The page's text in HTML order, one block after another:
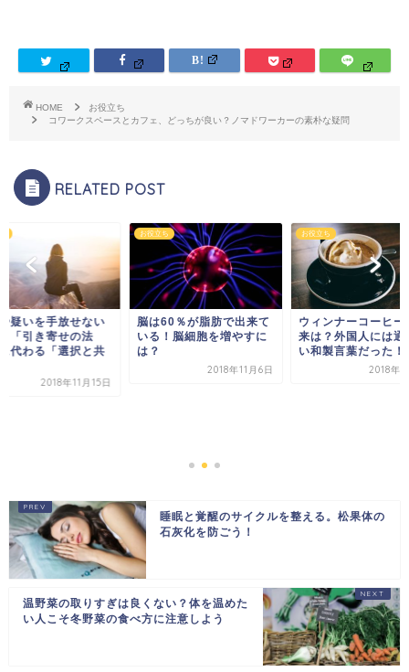
HOME
お役立ち
コワークスペースとカフェ、どっちが良い？ノマドワーカーの素朴な疑問
RELATED POST
疑いを手放せない
「引き寄せの法
代わる「選択と共
2018年11月15日
お役立ち
脳は60％が脂肪で出来て
いる！脳細胞を増やすに
は？
2018年11月6日
お役立ち
ウィンナーコーヒー
来は？外国人には通
い和製言葉だった！
2018年
睡眠と覚醒のサイクルを整える。松果体の
石灰化を防ごう！
温野菜の取りすぎは良くない？体を温めた
い人こそ冬野菜の食べ方に注意しよう